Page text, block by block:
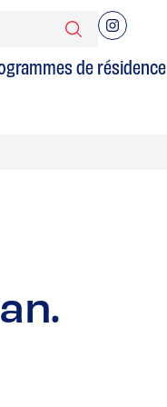
de résidence